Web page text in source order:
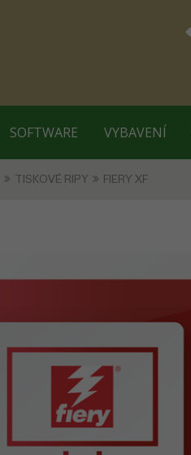
SOFTWARE VYBAVENÍ
TISKOVÉ RIPY FIERY XF